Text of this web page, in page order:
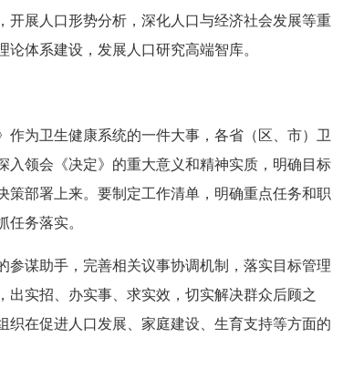
开展人口形势分析，深化人口与经济社会发展等重
体系建设，发展人口研究高端智库。
作为卫生健康系统的一件大事，各省（区、市）卫
入领会《决定》的重大意义和精神实质，明确目标
部署上来。要制定工作清单，明确重点任务和职
务落实。
参谋助手，完善相关议事协调机制，落实目标管理
实招、办实事、求实效，切实解决群众后顾之
在促进人口发展、家庭建设、生育支持等方面的